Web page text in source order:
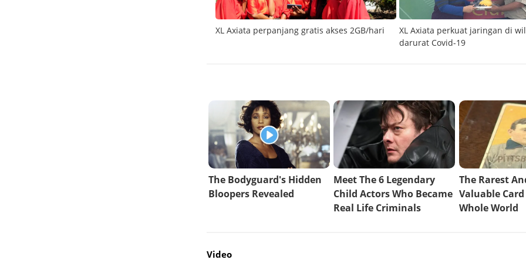
XL Axiata perpanjang gratis akses 2GB/hari
XL Axiata perkuat jaringan di
darurat Covid-19
Video